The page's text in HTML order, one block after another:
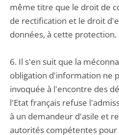
même titre que le droit de
de rectification et le droit
données, à cette protection.
6. Il s'en suit que la
obligation d'information ne
invoquée à l'encontre des
l'Etat français refuse
à un demandeur d'asile et
autorités compétentes